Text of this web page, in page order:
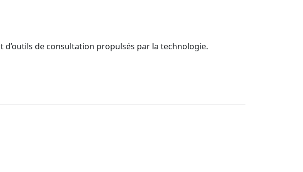
de consultation propulsés par la technologie.